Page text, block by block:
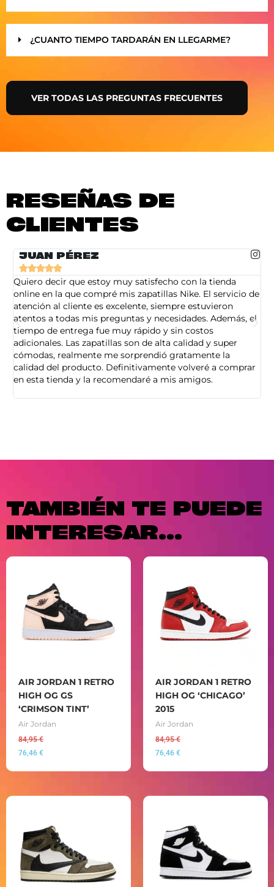
¿CUANTO TIEMPO TARDARÁN EN LLEGARME?
VER TODAS LAS PREGUNTAS FRECUENTES
RESEÑAS DE
CLIENTES
JUAN PÉREZ

Quiero decir que estoy muy satisfecho con la tienda
online en la que compré mis zapatillas Nike. El servicio de
atención al cliente es excelente, siempre estuvieron
atentos a todas mis preguntas y necesidades. Además, el
tiempo de entrega fue muy rápido y sin costos
adicionales. Las zapatillas son de alta calidad y super
cómodas, realmente me sorprendió gratamente la
calidad del producto. Definitivamente volveré a comprar
en esta tienda y la recomendaré a mis amigos.
TAMBIÉN TE PUEDE
INTERESAR...
AIR JORDAN 1 RETRO
HIGH OG GS
‘CRIMSON TINT’
Air Jordan
84,95€
76,46 €
AIR JORDAN 1 RETRO
HIGH OG ‘CHICAGO’
2015
Air Jordan
84,95€
76,46 €